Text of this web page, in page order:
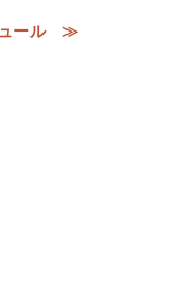
ュール ≫